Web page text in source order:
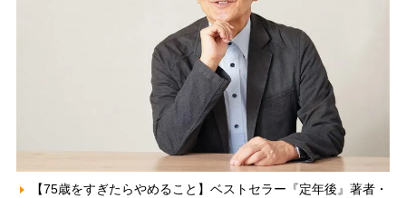
【75歳をすぎたらやめること】ベストセラー『定年後』著者・